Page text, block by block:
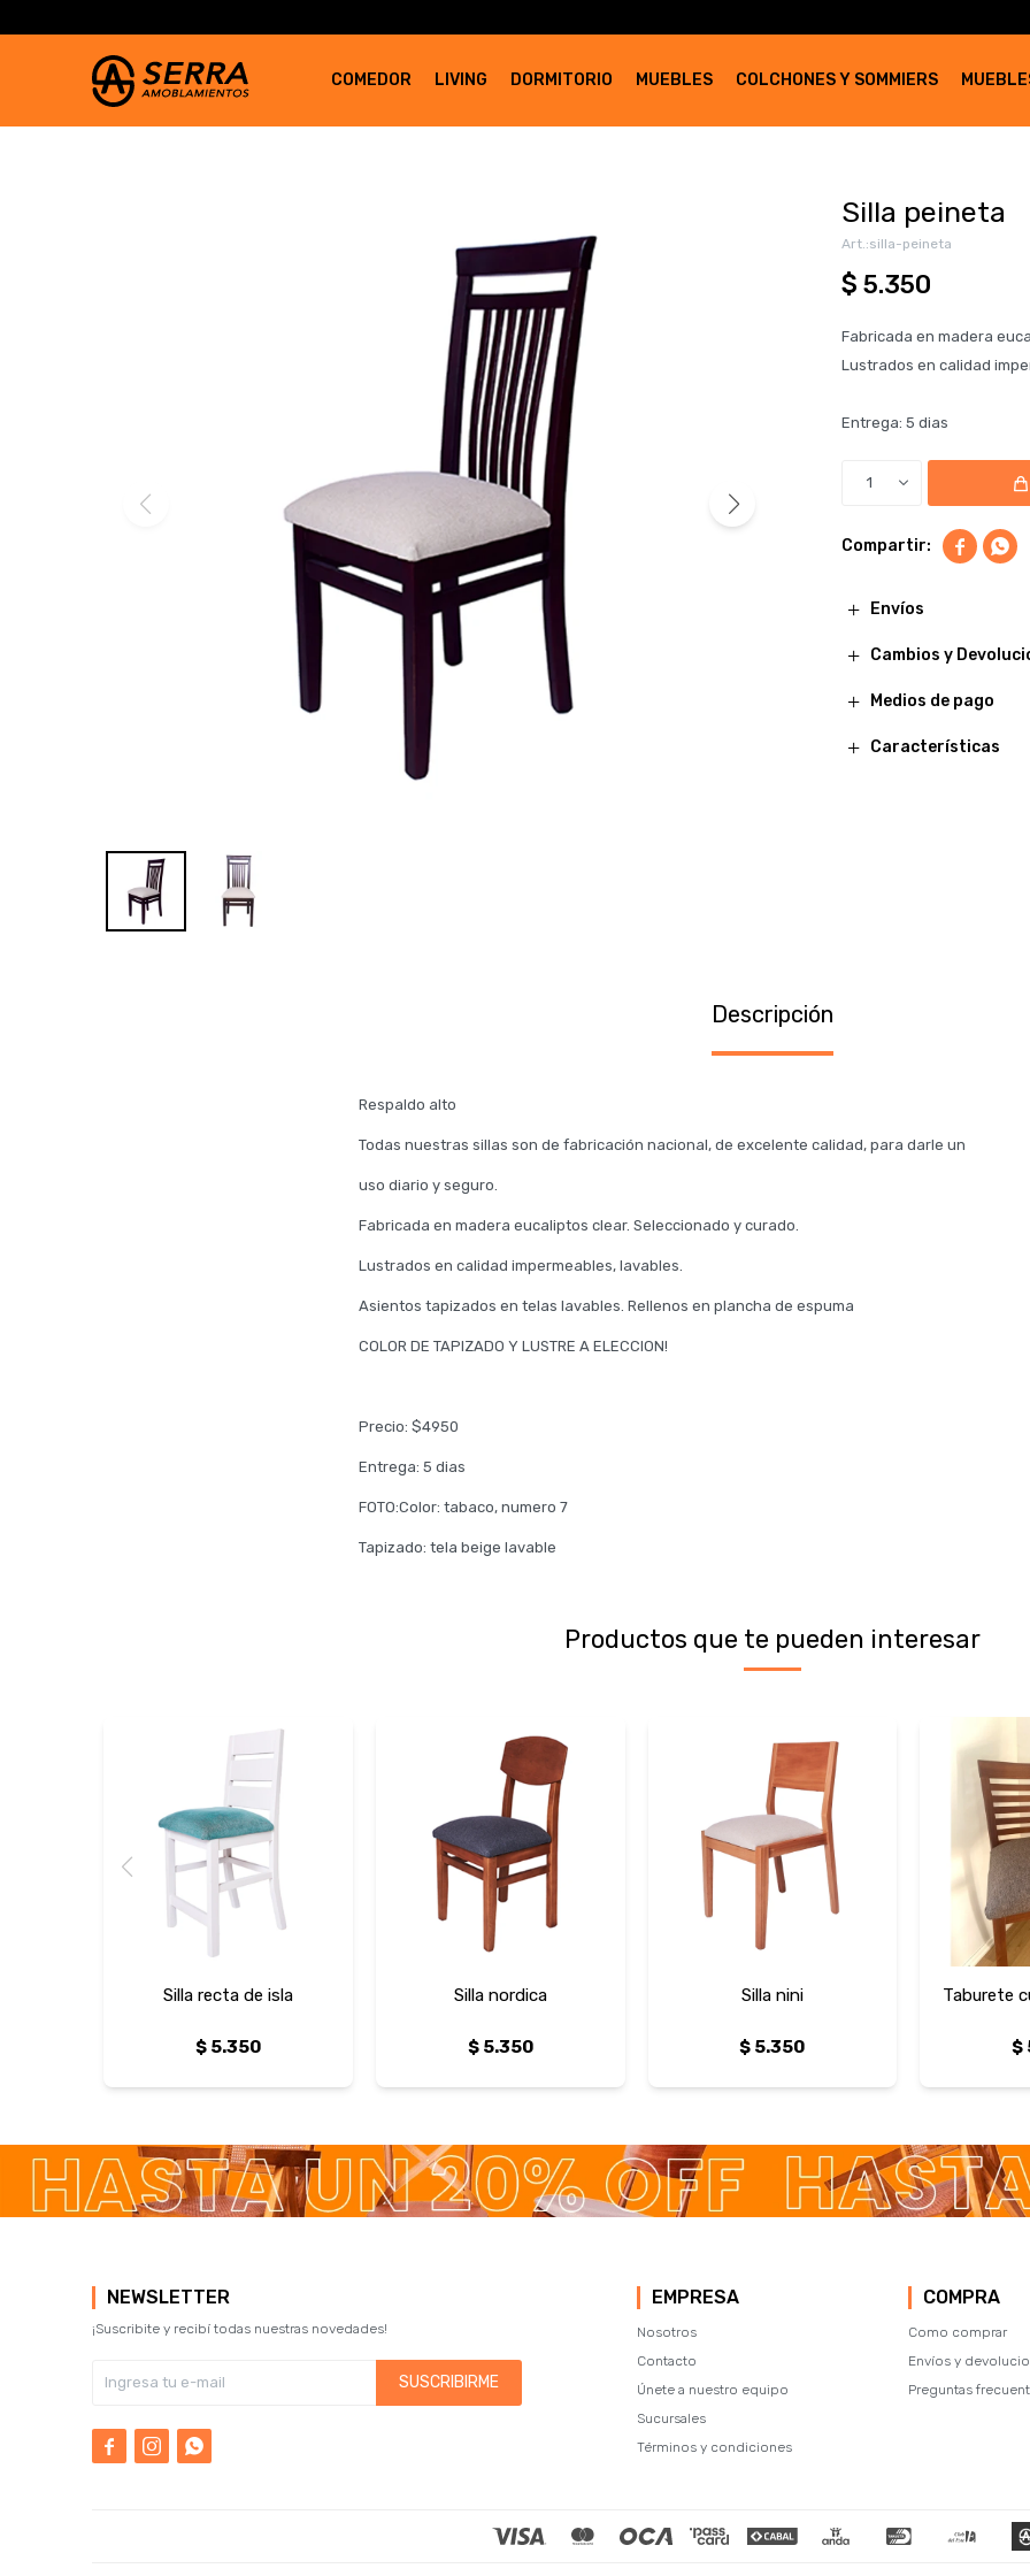
COMEDOR LIVING DORMITORIO MUEBLES COLCHONES Y SOMMIERS
Silla peineta
silla-peineta
$ 5.350
Fabricada en madera
Lustrados en calidad
Entrega: 5 dias
1
 
Envíos
Cambios y
Medios de pago
Características
Descripción
Respaldo alto
Todas nuestras sillas son de fabricación nacional, de excelente calidad, para darle un
uso diario y seguro.
Fabricada en madera eucaliptos clear. Seleccionado y curado.
Lustrados en calidad impermeables, lavables.
Asientos tapizados en telas lavables. Rellenos en plancha de espuma
COLOR DE TAPIZADO Y LUSTRE A ELECCION!
Precio: $4950
Entrega: 5 dias
FOTO:Color: tabaco, numero 7
Tapizado: tela beige lavable
Productos que te pueden interesar
Silla recta de isla
$ 5.350
Silla nordica
$ 5.350
Silla nini
$ 5.350
Taburete
$
EMPRESA
Nosotros
Contacto
Únete a nuestro equipo
Sucursales
Términos y condiciones
COMPRA
Como comprar
Envíos y
Preguntas
NEWSLETTER
¡Suscribite y recibí todas nuestras novedades!
SUSCRIBIRME
  